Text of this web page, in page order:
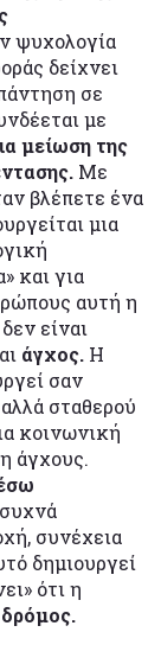
ψυχολογία
δείχνει
σε
με
μείωση της
Με
βλέπετε ένα
μια
και για
αυτή η
είναι
άγχος. Η
σαν
σταθερού
κοινωνική
άγχους.
συνέχεια
δημιουργεί
ότι η